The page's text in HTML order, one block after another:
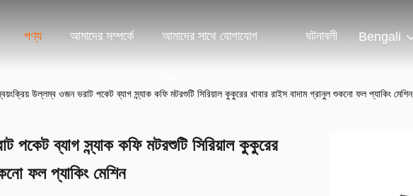
পণ্য আমাদের সম্পর্কে আমাদের সাথে যোগাযোগ ঘটনাবলী Bengali
উল্লম্ব ওজন ভরাট পকেট ব্যাগ স্ন্যাক কফি মটরশুটি সিরিয়াল কুকুরের খাবার রাইস বাদাম গ্রানুল শুকনো ফল প্যাকিং মেশিন
পকেট ব্যাগ স্ন্যাক কফি মটরশুটি সিরিয়াল কুকুরের
ফল প্যাকিং মেশিন